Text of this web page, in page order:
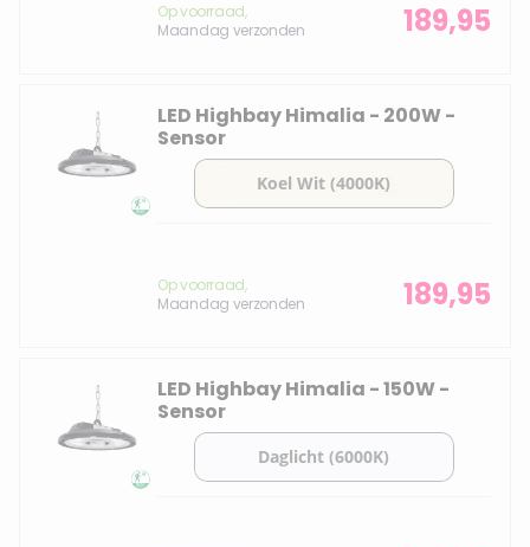
Op voorraad,
Maandag verzonden
189,95
LED Highbay Himalia - 200W -
Sensor
Op voorraad,
Maandag verzonden
189,95
LED Highbay Himalia - 150W -
Sensor